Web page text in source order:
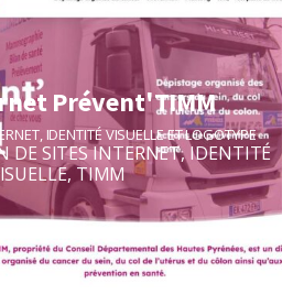
Prévent'TIMM
, IDENTITÉ VISUELLE ET LOGOTYPE
DE SITES INTERNET,IDENTITÉ
,TIMM